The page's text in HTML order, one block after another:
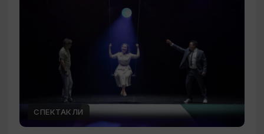
СПЕКТАКЛИ